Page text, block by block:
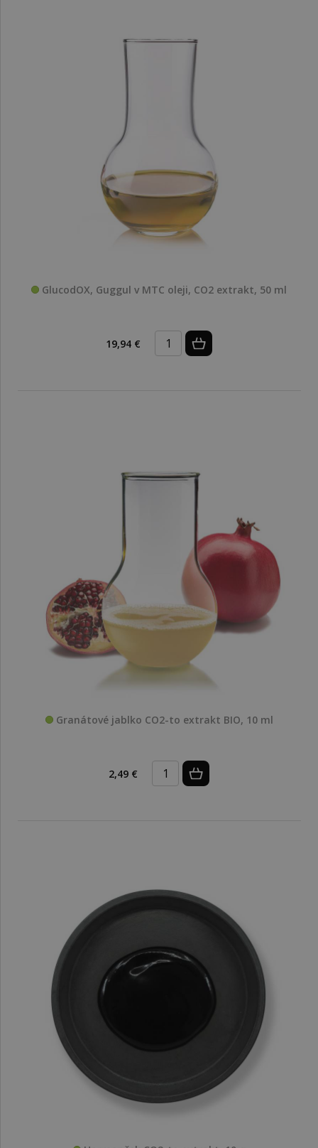
GlucodOX, Guggul v MTC oleji, CO2 extrakt, 50 ml
19,94 €
Granátové jablko CO2-to extrakt BIO, 10 ml
2,49 €